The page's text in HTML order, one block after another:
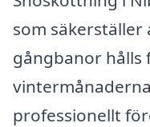
som
gångbanor hålls
professionellt